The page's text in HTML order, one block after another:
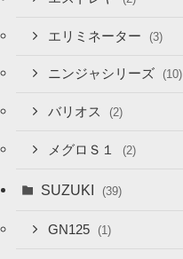
エリミネーター (3)
ニンジャシリーズ (10)
バリオス (2)
メグロＳ１ (2)
SUZUKI (39)
GN125 (1)